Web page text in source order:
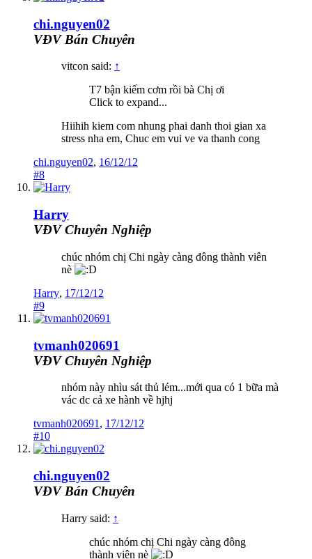
chi.nguyen02
VĐV Bán Chuyên
vitcon said: ↑
T7 bận kiếm cơm rồi bà Chị ơi
Click to expand...
Hiihih kiem com nhung phai danh thoi gian xa
stress nha em, Chuc em vui ve va thanh cong
chi.nguyen02, 16/12/12
#8
Harry
VĐV Chuyên Nghiệp
chúc nhóm chị Chi ngày càng đông thành viên
nè
Harry, 17/12/12
#9
tvmanh020691
VĐV Chuyên Nghiệp
nhóm này nhìu sát thủ lém...mới qua có 1 bữa mà
vác dc cả xe hành về hjhj
tvmanh020691 , 17/12/12
#10
chi.nguyen02
VĐV Bán Chuyên
Harry said: ↑
chúc nhóm chị Chi ngày càng đông
thành viên nè